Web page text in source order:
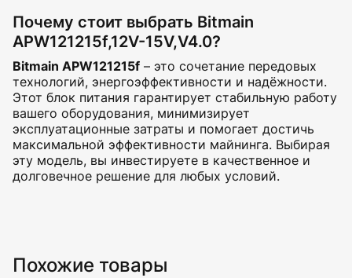
Почему стоит выбрать Bitmain
APW121215f,12V-15V,V4.0?
Bitmain APW121215f – это сочетание передовых
технологий, энергоэффективности и надёжности.
Этот блок питания гарантирует стабильную работу
вашего оборудования, минимизирует
эксплуатационные затраты и помогает достичь
максимальной эффективности майнинга. Выбирая
эту модель, вы инвестируете в качественное и
долговечное решение для любых условий.
Похожие товары